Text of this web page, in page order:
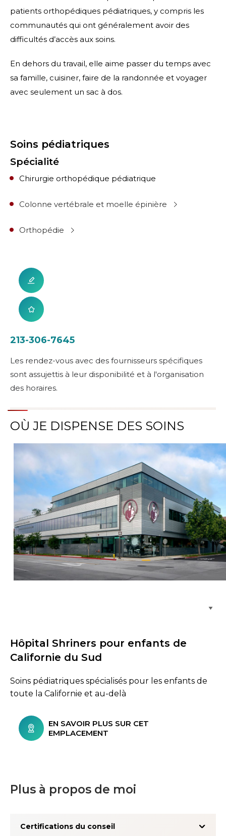
patients orthopédiques pédiatriques, y compris les
communautés qui ont généralement avoir des
difficultés d’accès aux soins.
En dehors du travail, elle aime passer du temps avec
sa famille, cuisiner, faire de la randonnée et voyager
avec seulement un sac à dos.
Soins pédiatriques
Spécialité
Chirurgie orthopédique pédiatrique
Colonne vertébrale et moelle épinière
Orthopédie
213-306-7645
Les rendez-vous avec des fournisseurs spécifiques
sont assujettis à leur disponibilité et à l'organisation
des horaires.
OÙ JE DISPENSE DES SOINS
Hôpital Shriners pour enfants de
Californie du Sud
Soins pédiatriques spécialisés pour les enfants de
toute la Californie et au-delà
EN SAVOIR PLUS SUR CET
EMPLACEMENT
Plus à propos de moi
Certifications du conseil